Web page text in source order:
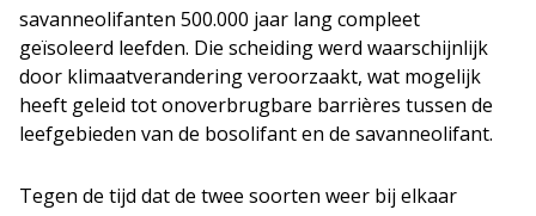
savanneolifanten 500.000 jaar lang compleet
geïsoleerd leefden. Die scheiding werd waarschijnlijk
door klimaatverandering veroorzaakt, wat mogelijk
heeft geleid tot onoverbrugbare barrières tussen de
leefgebieden van de bosolifant en de savanneolifant.
Tegen de tijd dat de twee soorten weer bij elkaar